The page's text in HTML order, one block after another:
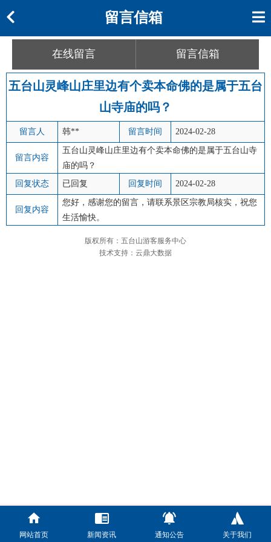
留言信箱
在线留言 留言信箱
五台山灵峰山庄里边有个卖本命佛的是属于五台
山寺庙的吗？
留言人 韩** 留言时间 2024-02-28
留言内容
五台山灵峰山庄里边有个卖本命佛的是属于五台山寺
庙的吗？
回复状态
已回复 回复时间 2024-02-28
回复内容
您好，感谢您的留言，请联系景区宗教局核实，祝您
生活愉快。
版权所有：五台山游客服务中心
技术支持：云鼎大数据
网站首页 新闻资讯 通知公告 关于我们